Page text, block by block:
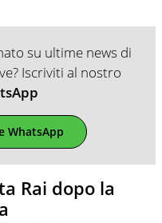
su ultime news di
Iscriviti al nostro
WhatsApp
Rai dopo la